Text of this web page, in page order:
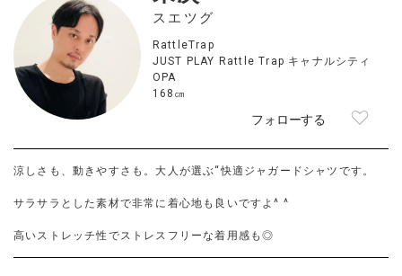
スエツグ
RattleTrap
JUST PLAY Rattle Trap キャナルシティ
OPA
168㎝
フォローする
涼しさも、動きやすさも。大人が選ぶ“快適ジャガードシャツです。
サラサラとした素材で非常に着心地も良いですよ^ ^
高いストレッチ性でストレスフリーな着用感も◎